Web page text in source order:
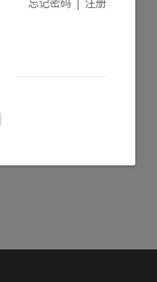
忘记密码 注册